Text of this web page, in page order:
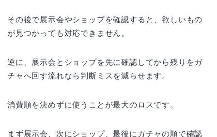
その後で展示会やショップを確認すると、欲しいもの
が見つかっても対応できません。
逆に、展示会とショップを先に確認してから残りをガ
チャへ回す流れなら判断ミスを減らせます。
消費順を決めずに使うことが最大のロスです。
まず展示会、次にショップ、最後にガチャの順で確認